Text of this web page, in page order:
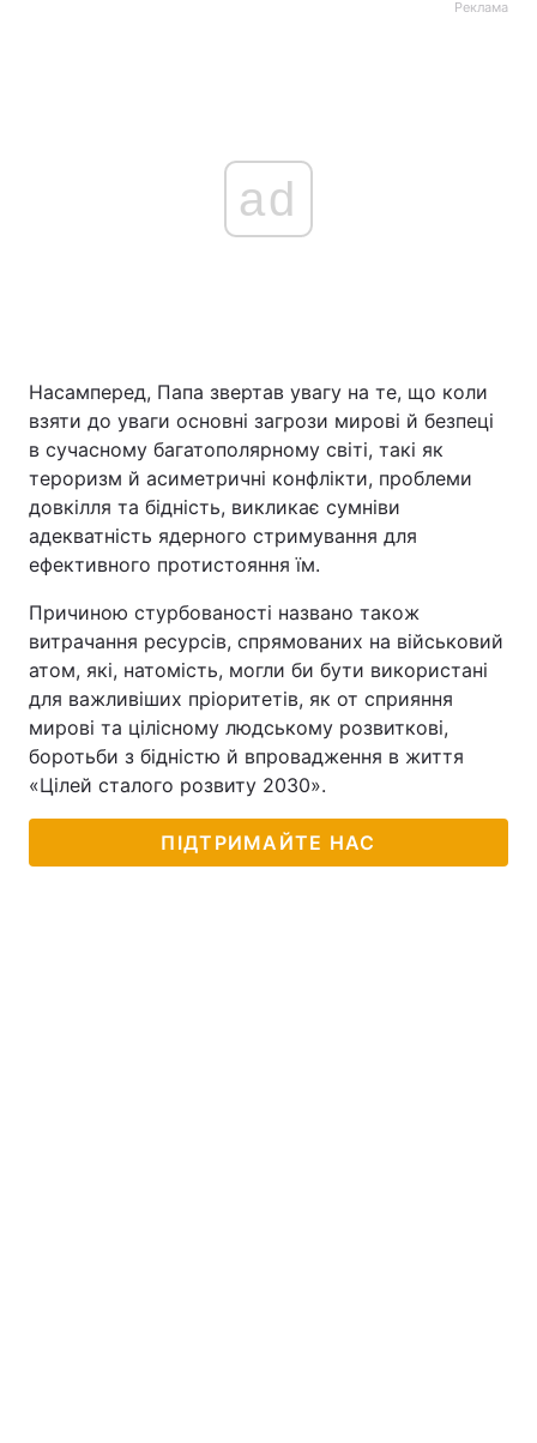
Реклама
ad
Насамперед, Папа звертав увагу на те, що коли
взяти до уваги основні загрози мирові й безпеці
в сучасному багатополярному світі, такі як
тероризм й асиметричні конфлікти, проблеми
довкілля та бідність, викликає сумніви
адекватність ядерного стримування для
ефективного протистояння їм.
Причиною стурбованості названо також
витрачання ресурсів, спрямованих на військовий
атом, які, натомість, могли би бути використані
для важливіших пріоритетів, як от сприяння
мирові та цілісному людському розвиткові,
боротьби з бідністю й впровадження в життя
«Цілей сталого розвиту 2030».
ПІДТРИМАЙТЕ НАС